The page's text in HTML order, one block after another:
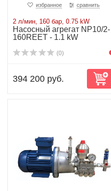
избранное сравнить
2 л/мин, 160 бар, 0.75 kW
Насосный агрегат NP10/2-
160REET - 1.1 kW
(0)
394 200 руб.